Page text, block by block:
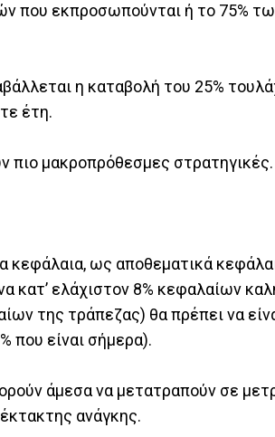
που εκπροσωπούνται ή το 75%
η καταβολή του 25%
έτη.
πιο μακροπρόθεσμες στρατηγικές.
κεφάλαια, ως αποθεματικά
κατ’ ελάχιστον 8% κεφαλαίων
της τράπεζας) θα πρέπει να
που είναι σήμερα).
άμεσα να μετατραπούν σε
ανάγκης.